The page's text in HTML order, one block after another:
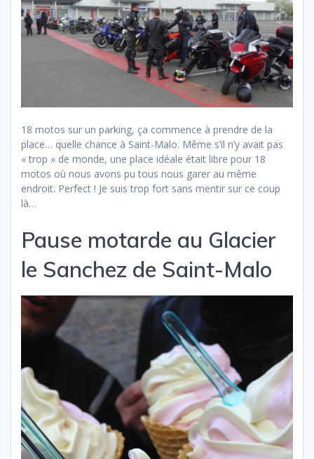
18 motos sur un parking, ça commence à prendre de la
place… quelle chance à Saint-Malo. Même s’il n’y avait pas
« trop » de monde, une place idéale était libre pour 18
motos où nous avons pu tous nous garer au même
endroit. Perfect ! Je suis trop fort sans mentir sur ce coup
là…
Pause motarde au Glacier
le Sanchez de Saint-Malo